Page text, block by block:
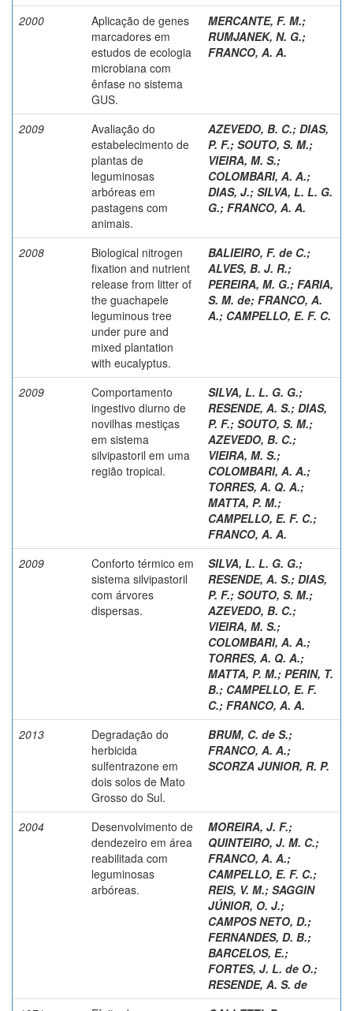
2000
Aplicação de genes
marcadores em
estudos de ecologia
microbiana com
ênfase no sistema
GUS.
MERCANTE, F. M.;
RUMJANEK, N. G.;
FRANCO, A. A.
2009
Avaliação do
estabelecimento de
plantas de
leguminosas
arbóreas em
pastagens com
animais.
AZEVEDO, B. C.; DIAS,
P. F.; SOUTO, S. M.;
VIEIRA, M. S.;
COLOMBARI, A. A.;
DIAS, J.; SILVA, L. L. G.
G.; FRANCO, A. A.
2008
Biological nitrogen
fixation and nutrient
release from litter of
the guachapele
leguminous tree
under pure and
mixed plantation
with eucalyptus.
BALIEIRO, F. de C.;
ALVES, B. J. R.;
PEREIRA, M. G.; FARIA,
S. M. de; FRANCO, A.
A.; CAMPELLO, E. F. C.
2009
Comportamento
ingestivo diurno de
novilhas mestiças
em sistema
silvipastoril em uma
região tropical.
SILVA, L. L. G. G.;
RESENDE, A. S.; DIAS,
P. F.; SOUTO, S. M.;
AZEVEDO, B. C.;
VIEIRA, M. S.;
COLOMBARI, A. A.;
TORRES, A. Q. A.;
MATTA, P. M.;
CAMPELLO, E. F. C.;
FRANCO, A. A.
2009
Conforto térmico em
sistema silvipastoril
com árvores
dispersas.
SILVA, L. L. G. G.;
RESENDE, A. S.; DIAS,
P. F.; SOUTO, S. M.;
AZEVEDO, B. C.;
VIEIRA, M. S.;
COLOMBARI, A. A.;
TORRES, A. Q. A.;
MATTA, P. M.; PERIN, T.
B.; CAMPELLO, E. F.
C.; FRANCO, A. A.
2013
Degradação do
herbicida
sulfentrazone em
dois solos de Mato
Grosso do Sul.
BRUM, C. de S.;
FRANCO, A. A.;
SCORZA JUNIOR, R. P.
2004
Desenvolvimento de
dendezeiro em área
reabilitada com
leguminosas
arbóreas.
MOREIRA, J. F.;
QUINTEIRO, J. M. C.;
FRANCO, A. A.;
CAMPELLO, E. F. C.;
REIS, V. M.; SAGGIN
JÚNIOR, O. J.;
CAMPOS NETO, D.;
FERNANDES, D. B.;
BARCELOS, E.;
FORTES, J. L. de O.;
RESENDE, A. S. de